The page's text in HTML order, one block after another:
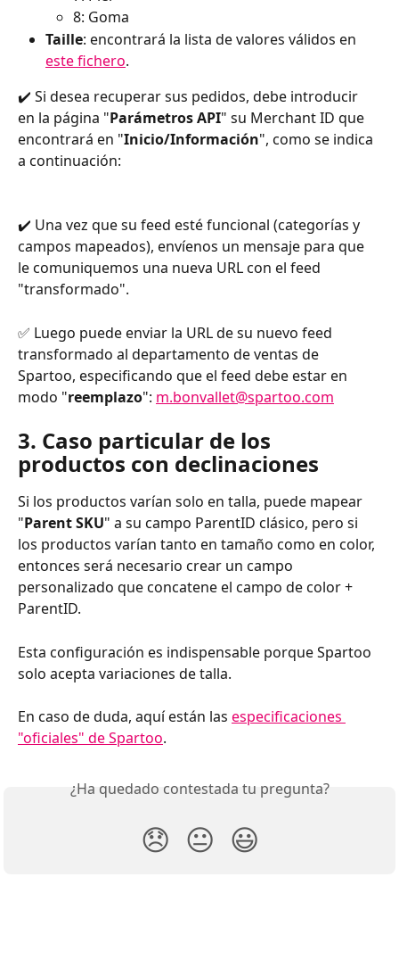
8: Goma
Taille: encontrará la lista de valores válidos en
este fichero.
✔️ Si desea recuperar sus pedidos, debe introducir
en la página "Parámetros API" su Merchant ID que
encontrará en "Inicio/Información", como se indica
a continuación:
✔️ Una vez que su feed esté funcional (categorías y
campos mapeados), envíenos un mensaje para que
le comuniquemos una nueva URL con el feed
"transformado".
✅ Luego puede enviar la URL de su nuevo feed
transformado al departamento de ventas de
Spartoo, especificando que el feed debe estar en
modo "reemplazo": m.bonvallet@spartoo.com
3. Caso particular de los
productos con declinaciones
Si los productos varían solo en talla, puede mapear
"Parent SKU" a su campo ParentID clásico, pero si
los productos varían tanto en tamaño como en color,
entonces será necesario crear un campo
personalizado que concatene el campo de color +
ParentID.
Esta configuración es indispensable porque Spartoo
solo acepta variaciones de talla.
En caso de duda, aquí están las especificaciones
"oficiales" de Spartoo.
¿Ha quedado contestada tu pregunta?
😞 😐 😃